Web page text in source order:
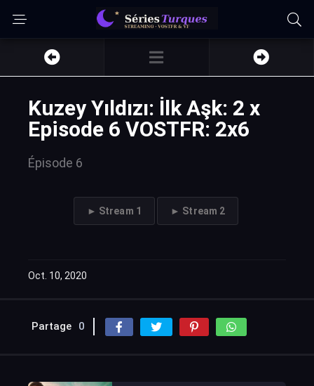
Kuzey Yıldızı: İlk Aşk: 2 x
Episode 6 VOSTFR: 2x6
Épisode 6
► Stream 1 ► Stream 2
Oct. 10, 2020
Partage 0